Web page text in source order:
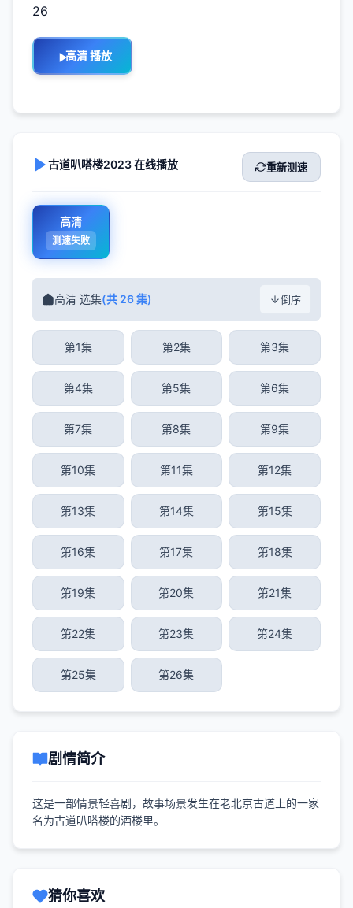
26
高清 播放
古道叭嗒楼2023 在线播放 重新测速
高清
测速失败
高清 选集(共 26 集) 倒序
第1集 第2集 第3集
第4集 第5集 第6集
第7集 第8集 第9集
第10集 第11集 第12集
第13集 第14集 第15集
第16集 第17集 第18集
第19集 第20集 第21集
第22集 第23集 第24集
第25集 第26集
剧情简介
这是一部情景轻喜剧，故事场景发生在老北京古道上的一家
名为古道叭嗒楼的酒楼里。
猜你喜欢